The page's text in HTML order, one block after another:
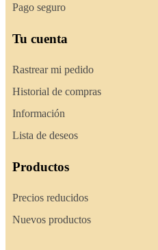
Pago seguro
Tu cuenta
Rastrear mi pedido
Historial de compras
Información
Lista de deseos
Productos
Precios reducidos
Nuevos productos